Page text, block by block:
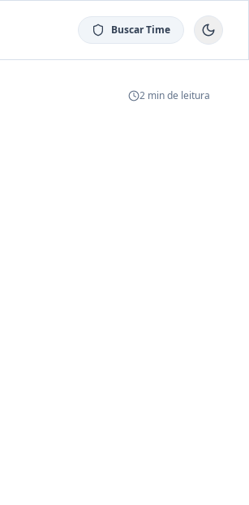
Buscar Time
2 min de leitura